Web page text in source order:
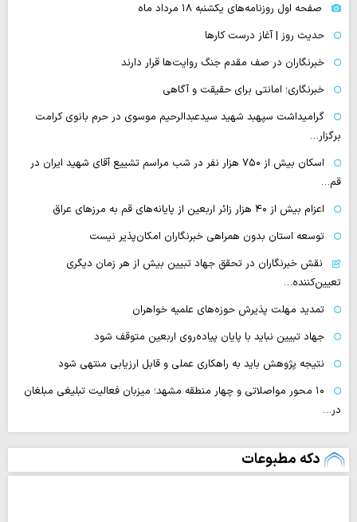
صفحه اول روزنامه‌های یکشنبه ۱۸ مرداد ماه
حدیث روز | آغاز درست کارها
خبرنگاران در صف مقدم جنگ روایت‌ها قرار دارند
خبرنگاری؛ امانتی برای حقیقت و آگاهی
گرامیداشت سپهبد شهید سیدعبدالرحیم موسوی در حرم بانوی کرامت
برگزار…
اسکان بیش از ۷۵۰ هزار نفر در شب مراسم تشییع آقای شهید ایران در
قم…
اعزام بیش از ۴۰ هزار زائر اربعین از پایانه‌های قم به مرزهای عراق
توسعه استان بدون همراهی خبرنگاران امکان‌پذیر نیست
نقش خبرنگاران در تحقق جهاد تبیین بیش از هر زمان دیگری
تعیین‌کننده…
تمدید مهلت پذیرش حوزه‌های علمیه خواهران
جهاد تبیین نباید با پایان پیاده‌روی اربعین متوقف شود
نتیجه پژوهش باید به راهکاری عملی و قابل ارزیابی منتهی شود
۱۰ محور مواصلاتی و چهار منطقه مشهد؛ میزبان فعالیت تبلیغی مبلغان
در…
دکه مطبوعات